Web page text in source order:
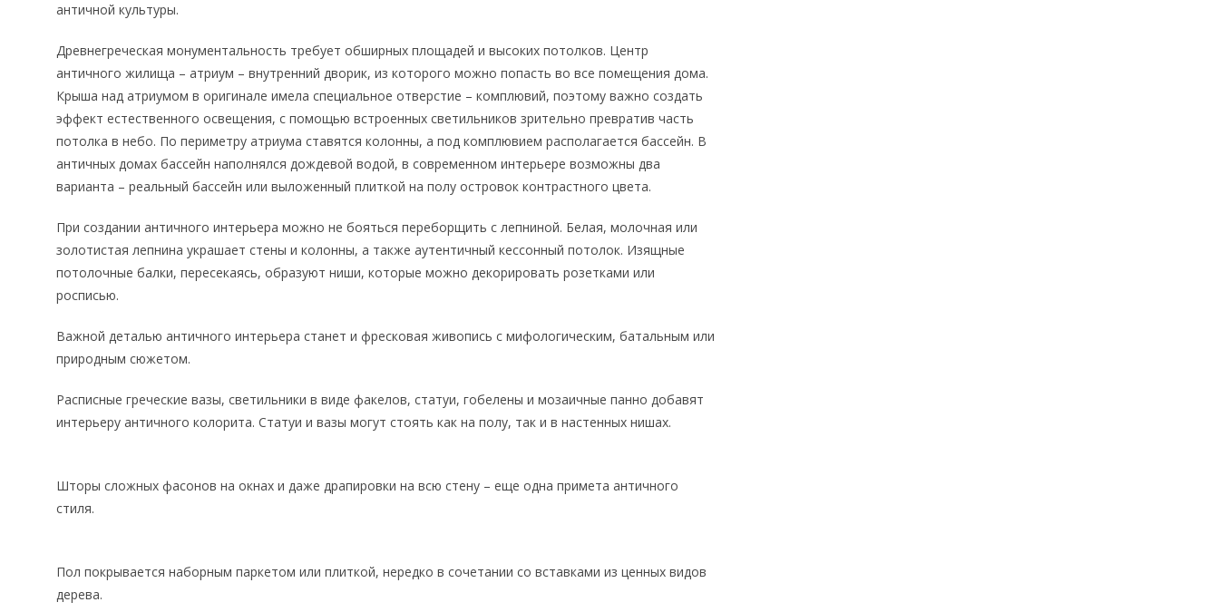
античной культуры.
Древнегреческая монументальность требует обширных площадей и высоких потолков. Центр
античного жилища – атриум – внутренний дворик, из которого можно попасть во все помещения дома.
Крыша над атриумом в оригинале имела специальное отверстие – комплювий, поэтому важно создать
эффект естественного освещения, с помощью встроенных светильников зрительно превратив часть
потолка в небо. По периметру атриума ставятся колонны, а под комплювием располагается бассейн. В
античных домах бассейн наполнялся дождевой водой, в современном интерьере возможны два
варианта – реальный бассейн или выложенный плиткой на полу островок контрастного цвета.
При создании античного интерьера можно не бояться переборщить с лепниной. Белая, молочная или
золотистая лепнина украшает стены и колонны, а также аутентичный кессонный потолок. Изящные
потолочные балки, пересекаясь, образуют ниши, которые можно декорировать розетками или
росписью.
Важной деталью античного интерьера станет и фресковая живопись с мифологическим, батальным или
природным сюжетом.
Расписные греческие вазы, светильники в виде факелов, статуи, гобелены и мозаичные панно добавят
интерьеру античного колорита. Статуи и вазы могут стоять как на полу, так и в настенных нишах.
Шторы сложных фасонов на окнах и даже драпировки на всю стену – еще одна примета античного
стиля.
Пол покрывается наборным паркетом или плиткой, нередко в сочетании со вставками из ценных видов
дерева.